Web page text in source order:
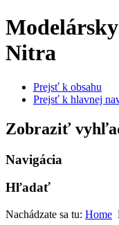
Nitra
Prejsť k obsahu
Prejsť k hlavnej
Zobraziť
Navigácia
Hľadať
Nachádzate sa tu: Home